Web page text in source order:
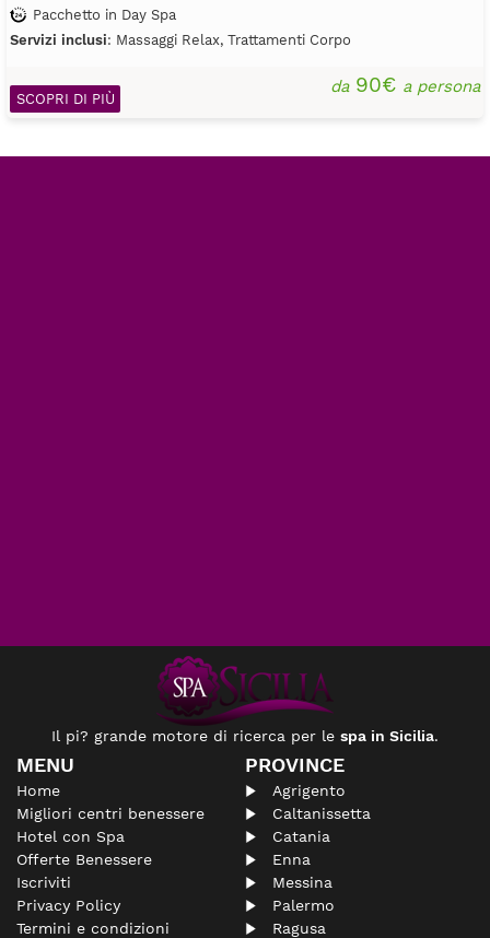
Pacchetto in Day Spa
Servizi inclusi: Massaggi Relax, Trattamenti Corpo
da90€ a persona
SCOPRI DI PIÙ
Il pi? grande motore di ricerca per le spa in Sicilia.
MENU
Home
Migliori centri benessere
Hotel con Spa
Offerte Benessere
Iscriviti
Privacy Policy
Termini e condizioni
PROVINCE
Agrigento
Caltanissetta
Catania
Enna
Messina
Palermo
Ragusa